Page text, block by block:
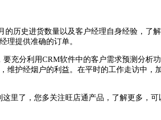
史进货数量以及客户经理自身经验，了
理提供准确的订单。
分利用CRM软件中的客户需求预测分析
维护经烟户的利益。在平时的工作走访中
了，您多关注旺店通产品，了解更多，可